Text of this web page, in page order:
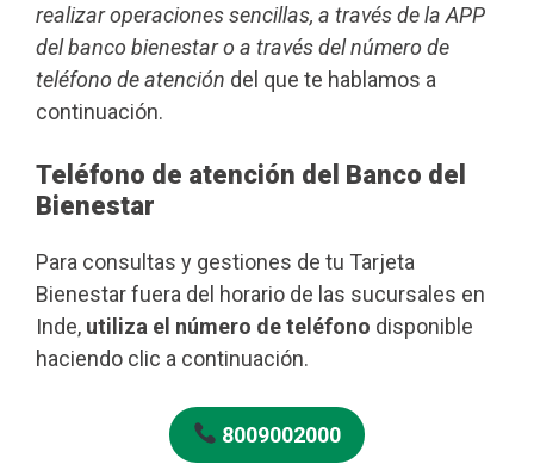
realizar operaciones sencillas, a través de la APP
del banco bienestar o a través del número de
teléfono de atención del que te hablamos a
continuación.
Teléfono de atención del Banco del
Bienestar
Para consultas y gestiones de tu Tarjeta
Bienestar fuera del horario de las sucursales en
Inde, utiliza el número de teléfono disponible
haciendo clic a continuación.
8009002000